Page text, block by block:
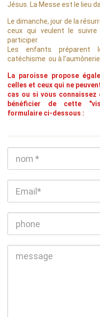
Jésus. La Messe est le lieu
Le dimanche, jour de la
ceux qui veulent le
participer.
Les enfants préparent
catéchisme ou à l’aumônerie.
La paroisse propose
celles et ceux qui ne
cas ou si vous
bénéficier de cette
formulaire ci-dessous :